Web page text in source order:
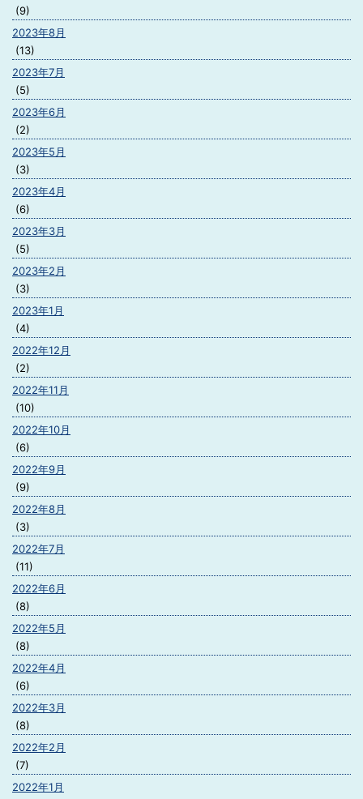
(9)
2023年8月
(13)
2023年7月
(5)
2023年6月
(2)
2023年5月
(3)
2023年4月
(6)
2023年3月
(5)
2023年2月
(3)
2023年1月
(4)
2022年12月
(2)
2022年11月
(10)
2022年10月
(6)
2022年9月
(9)
2022年8月
(3)
2022年7月
(11)
2022年6月
(8)
2022年5月
(8)
2022年4月
(6)
2022年3月
(8)
2022年2月
(7)
2022年1月